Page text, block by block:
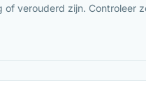
of verouderd zijn. Controleer